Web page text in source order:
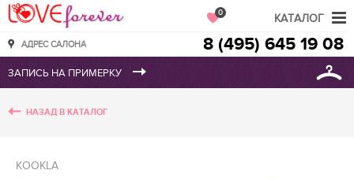
Love Forever
АДРЕС САЛОНА
0
8 (495) 645 19 08
НАЗАД В КАТАЛОГ
KOOKLA
КАТАЛОГ